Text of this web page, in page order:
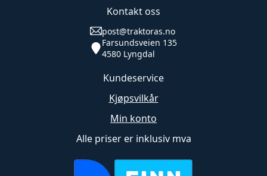
Kontakt oss
post@traktoras.no
Farsundsveien 135
4580 Lyngdal
Kundeservice
Kjøpsvilkår
Min konto
Alle priser er inklusiv mva